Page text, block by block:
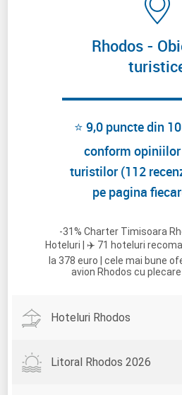
Rhodos -
⭐ 9,0 puncte din
conform opiniilor
turistilor (112
pe pagina
-31% Charter Timisoara
Hoteluri | ✈️ 71 hoteluri
la 378 euro | cele mai bune
avion Rhodos cu
Hoteluri Rhodos
Litoral Rhodos 2026